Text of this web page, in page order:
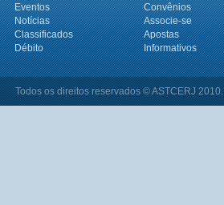
Eventos
Convênios
Notícias
Associe-se
Classificados
Apostas
Débito
Informativos
Todos os direitos reservados © ASTCERJ 2010.